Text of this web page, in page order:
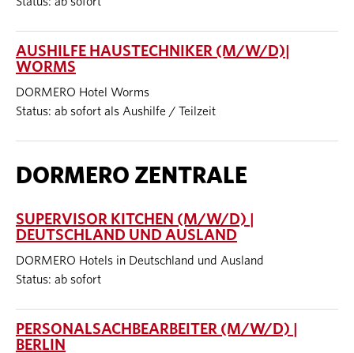
AUSHILFE HAUSTECHNIKER (M/W/D)|
WORMS
DORMERO Hotel Worms
Status: ab sofort als Aushilfe / Teilzeit
DORMERO ZENTRALE
SUPERVISOR KITCHEN (M/W/D) |
DEUTSCHLAND UND AUSLAND
DORMERO Hotels in Deutschland und Ausland
Status: ab sofort
PERSONALSACHBEARBEITER (M/W/D) |
BERLIN